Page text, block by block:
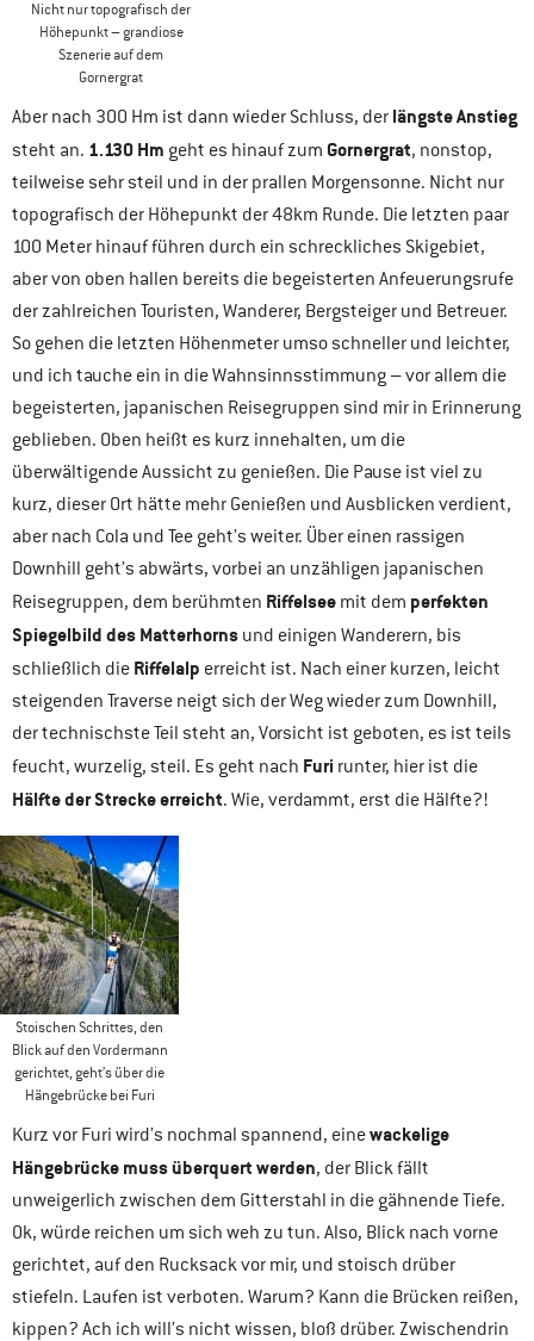
Nicht nur topografisch der
Höhepunkt – grandiose
Szenerie auf dem
Gornergrat
Aber nach 300 Hm ist dann wieder Schluss, der längste Anstieg
steht an. 1.130 Hm geht es hinauf zum Gornergrat, nonstop,
teilweise sehr steil und in der prallen Morgensonne. Nicht nur
topografisch der Höhepunkt der 48km Runde. Die letzten paar
100 Meter hinauf führen durch ein schreckliches Skigebiet,
aber von oben hallen bereits die begeisterten Anfeuerungsrufe
der zahlreichen Touristen, Wanderer, Bergsteiger und Betreuer.
So gehen die letzten Höhenmeter umso schneller und leichter,
und ich tauche ein in die Wahnsinnsstimmung – vor allem die
begeisterten, japanischen Reisegruppen sind mir in Erinnerung
geblieben. Oben heißt es kurz innehalten, um die
überwältigende Aussicht zu genießen. Die Pause ist viel zu
kurz, dieser Ort hätte mehr Genießen und Ausblicken verdient,
aber nach Cola und Tee geht’s weiter. Über einen rassigen
Downhill geht’s abwärts, vorbei an unzähligen japanischen
Reisegruppen, dem berühmten Riffelsee mit dem perfekten
Spiegelbild des Matterhorns und einigen Wanderern, bis
schließlich die Riffelalp erreicht ist. Nach einer kurzen, leicht
steigenden Traverse neigt sich der Weg wieder zum Downhill,
der technischste Teil steht an, Vorsicht ist geboten, es ist teils
feucht, wurzelig, steil. Es geht nach Furi runter, hier ist die
Hälfte der Strecke erreicht. Wie, verdammt, erst die Hälfte?!
Stoischen Schrittes, den
Blick auf den Vordermann
gerichtet, geht’s über die
Hängebrücke bei Furi
Kurz vor Furi wird’s nochmal spannend, einewackelige
Hängebrücke muss überquert werden, der Blick fällt
unweigerlich zwischen dem Gitterstahl in die gähnende Tiefe.
Ok, würde reichen um sich weh zu tun. Also, Blick nach vorne
gerichtet, auf den Rucksack vor mir, und stoisch drüber
stiefeln. Laufen ist verboten. Warum? Kann die Brücken reißen,
kippen? Ach ich will’s nicht wissen, bloß drüber. Zwischendrin